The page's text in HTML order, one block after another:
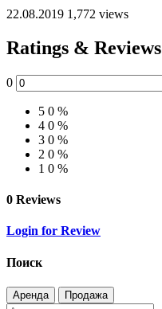
22.08.2019 1,772 views
Ratings & Reviews
0
5 0 %
4 0 %
3 0 %
2 0 %
1 0 %
0 Reviews
Login for Review
Поиск
Аренда Продажа